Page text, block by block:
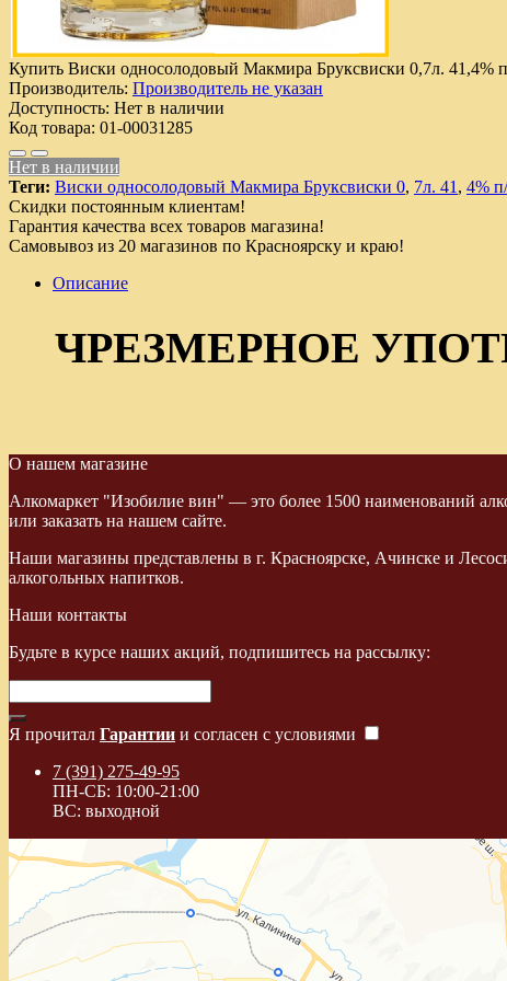
Купить Виски односолодовый Макмира Бруксвиски 0,7л. 41,4%
Производитель: Производитель не указан
Доступность: Нет в наличии
Код товара: 01-00031285
Нет в наличии
Теги: Виски односолодовый Макмира Бруксвиски 0, 7л. 41 , 4%
Скидки постоянным клиентам!
Гарантия качества всех товаров магазина!
Самовывоз из 20 магазинов по Красноярску и краю!
Описание
ЧРЕЗМЕРНОЕ
О нашем магазине
Алкомаркет "Изобилие вин" — это более 1500 наименований
или заказать на нашем сайте.
Наши магазины представлены в г. Красноярске, Ачинске и
алкогольных напитков.
Наши контакты
Будьте в курсе наших акций, подпишитесь на рассылку:
Я прочитал Гарантии и согласен с условиями
7 (391) 275-49-95
ПН-СБ: 10:00-21:00
ВС: выходной